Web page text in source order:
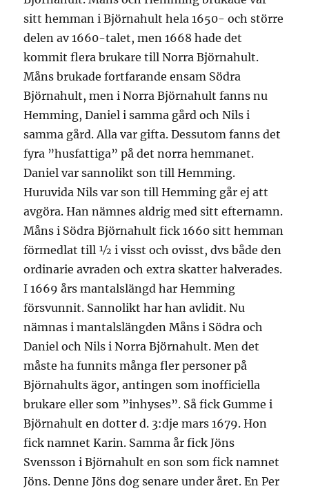
sitt hemman i Björnahult hela 1650- och större
delen av 1660-talet, men 1668 hade det
kommit flera brukare till Norra Björnahult.
Måns brukade fortfarande ensam Södra
Björnahult, men i Norra Björnahult fanns nu
Hemming, Daniel i samma gård och Nils i
samma gård. Alla var gifta. Dessutom fanns det
fyra ”husfattiga” på det norra hemmanet.
Daniel var sannolikt son till Hemming.
Huruvida Nils var son till Hemming går ej att
avgöra. Han nämnes aldrig med sitt efternamn.
Måns i Södra Björnahult fick 1660 sitt hemman
förmedlat till ½ i visst och ovisst, dvs både den
ordinarie avraden och extra skatter halverades.
I 1669 års mantalslängd har Hemming
försvunnit. Sannolikt har han avlidit. Nu
nämnas i mantalslängden Måns i Södra och
Daniel och Nils i Norra Björnahult. Men det
måste ha funnits många fler personer på
Björnahults ägor, antingen som inofficiella
brukare eller som ”inhyses”. Så fick Gumme i
Björnahult en dotter d. 3:dje mars 1679. Hon
fick namnet Karin. Samma år fick Jöns
Svensson i Björnahult en son som fick namnet
Jöns. Denne Jöns dog senare under året. En Per